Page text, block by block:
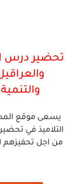
تحضير درس
يسعى موقع
التلاميذ في
من اجل تحفيزهم